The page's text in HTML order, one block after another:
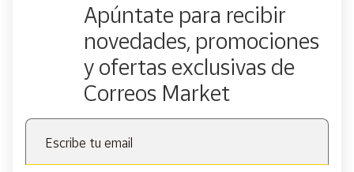
Apúntate para recibir
novedades, promociones
y ofertas exclusivas de
Correos Market
Escribe tu email